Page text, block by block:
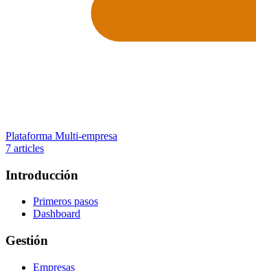
Plataforma Multi-empresa
7 articles
Introducción
Primeros pasos
Dashboard
Gestión
Empresas